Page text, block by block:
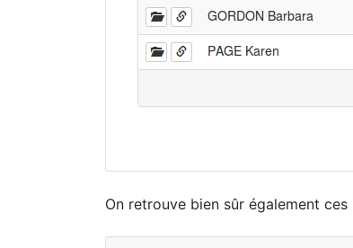
On retrouve bien sûr également